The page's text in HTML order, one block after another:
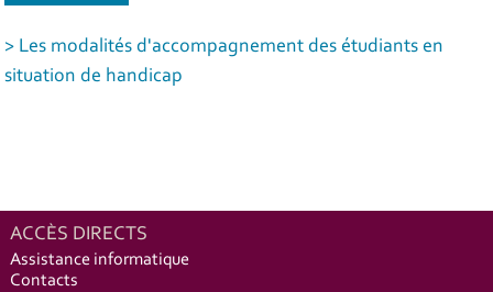
> Les modalités d'accompagnement des étudiants en
situation de handicap
ACCÈS DIRECTS
Assistance informatique
Contacts